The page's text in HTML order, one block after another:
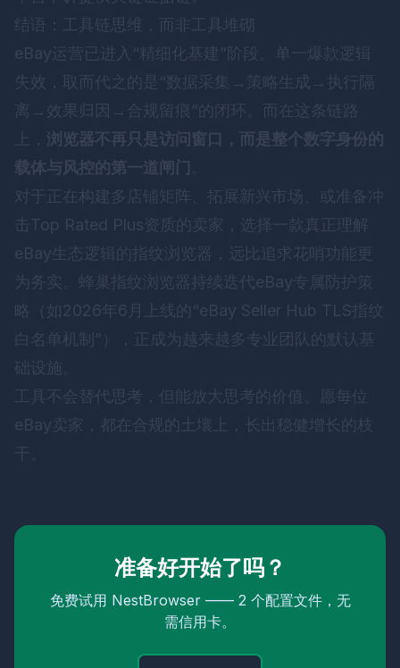
结语：工具链思维，而非工具堆砌
eBay运营已进入“精细化基建”阶段。单一爆款逻辑
失效，取而代之的是“数据采集→策略生成→执行隔
离→效果归因→合规留痕”的闭环。而在这条链路
上， 浏览器不再只是访问窗口，而是整个数字身份的
载体与风控的第一道闸门
对于正在构建多店铺矩阵、拓展新兴市场、或准备冲
击Top Rated Plus资质的卖家，选择一款真正理解
eBay生态逻辑的指纹浏览器，远比追求花哨功能更
为务实。
蜂巢指纹浏览器 持续迭代eBay专属防护策
略（如2026年6月上线的“eBay Seller Hub TLS指纹
白名单机制”），正成为越来越多专业团队的默认基
础设施。
工具不会替代思考，但能放大思考的价值。愿每位
eBay卖家，都在合规的土壤上，长出稳健增长的枝
准备好开始了吗？
免费试用 NestBrowser —— 2 个配置文件，无
需信用卡。